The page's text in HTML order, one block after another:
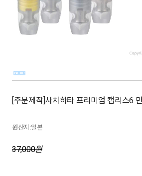
[주문제작]사치하타 프리미엄 캡리스6
원산지:일본
37,000원